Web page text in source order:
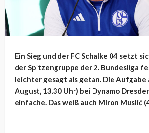
Ein Sieg und der FC Schalke 04 setzt
der Spitzengruppe der 2. Bundesliga
leichter gesagt als getan. Die Aufgabe
August, 13.30 Uhr) bei Dynamo
einfache. Das weiß auch Miron Muslić